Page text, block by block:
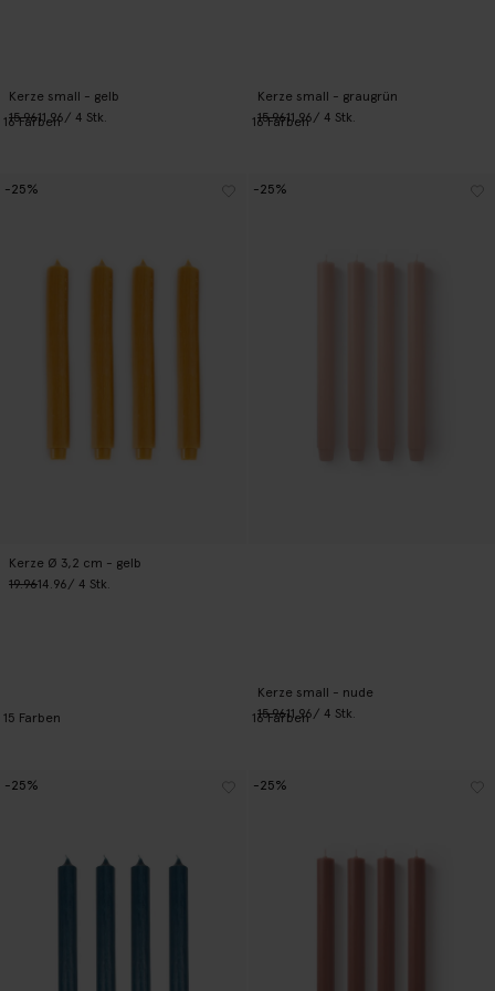
Kerze small - gelb
15.9611.96/ 4 Stk.
16Farben
Kerze small - graugrün
15.9611.96/ 4 Stk.
16Farben
Kerze Ø 3,2 cm - gelb
19.9614.96 / 4 Stk.
-25%
15 Farben
Kerze small - nude
15.9611.96/ 4 Stk.
-25%
16Farben
-25% -25%